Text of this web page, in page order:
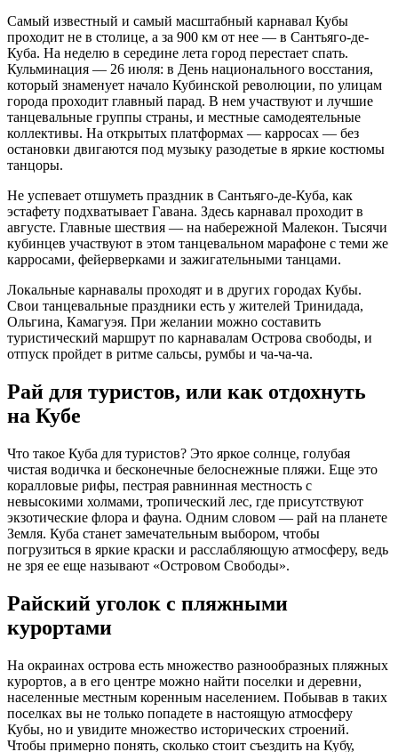
Самый известный и самый масштабный карнавал Кубы
проходит не в столице, а за 900 км от нее — в Сантьяго-де-
Куба. На неделю в середине лета город перестает спать.
Кульминация — 26 июля: в День национального восстания,
который знаменует начало Кубинской революции, по улицам
города проходит главный парад. В нем участвуют и лучшие
танцевальные группы страны, и местные самодеятельные
коллективы. На открытых платформах — карросах — без
остановки двигаются под музыку разодетые в яркие костюмы
танцоры.
Не успевает отшуметь праздник в Сантьяго-де-Куба, как
эстафету подхватывает Гавана. Здесь карнавал проходит в
августе. Главные шествия — на набережной Малекон. Тысячи
кубинцев участвуют в этом танцевальном марафоне с теми же
карросами, фейерверками и зажигательными танцами.
Локальные карнавалы проходят и в других городах Кубы.
Свои танцевальные праздники есть у жителей Тринидада,
Ольгина, Камагуэя. При желании можно составить
туристический маршрут по карнавалам Острова свободы, и
отпуск пройдет в ритме сальсы, румбы и ча-ча-ча.
Рай для туристов, или как отдохнуть
на Кубе
Что такое Куба для туристов? Это яркое солнце, голубая
чистая водичка и бесконечные белоснежные пляжи. Еще это
коралловые рифы, пестрая равнинная местность с
невысокими холмами, тропический лес, где присутствуют
экзотические флора и фауна. Одним словом — рай на планете
Земля. Куба станет замечательным выбором, чтобы
погрузиться в яркие краски и расслабляющую атмосферу, ведь
не зря ее еще называют «Островом Свободы».
Райский уголок с пляжными
курортами
На окраинах острова есть множество разнообразных пляжных
курортов, а в его центре можно найти поселки и деревни,
населенные местным коренным населением. Побывав в таких
поселках вы не только попадете в настоящую атмосферу
Кубы, но и увидите множество исторических строений.
Чтобы примерно понять, сколько стоит съездить на Кубу,